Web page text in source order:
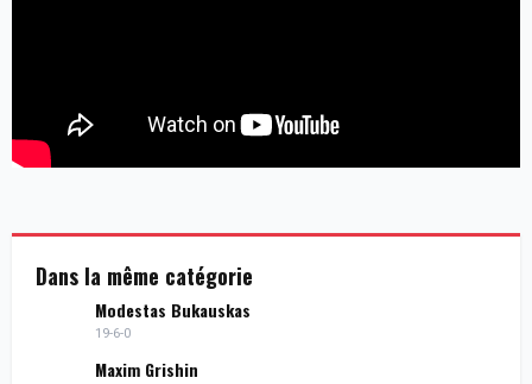
Dans la même catégorie
Modestas Bukauskas
19-6-0
Maxim Grishin